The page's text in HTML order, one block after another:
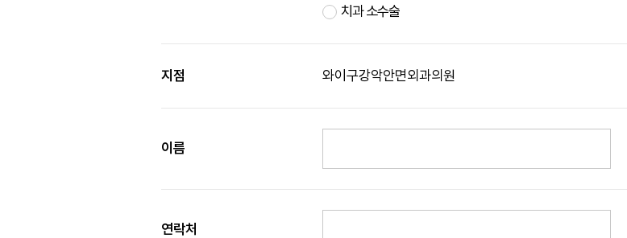
치과 소수술
지점 와이구강악안면외과의원
이름
연락처